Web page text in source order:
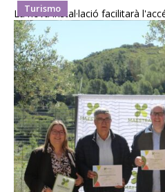
Turismo
La nova instal·lació facilitarà